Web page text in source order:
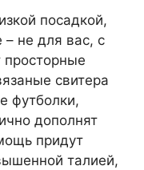
посадкой,
не для вас, с
просторные
свитера
футболки,
дополнят
придут
талией,